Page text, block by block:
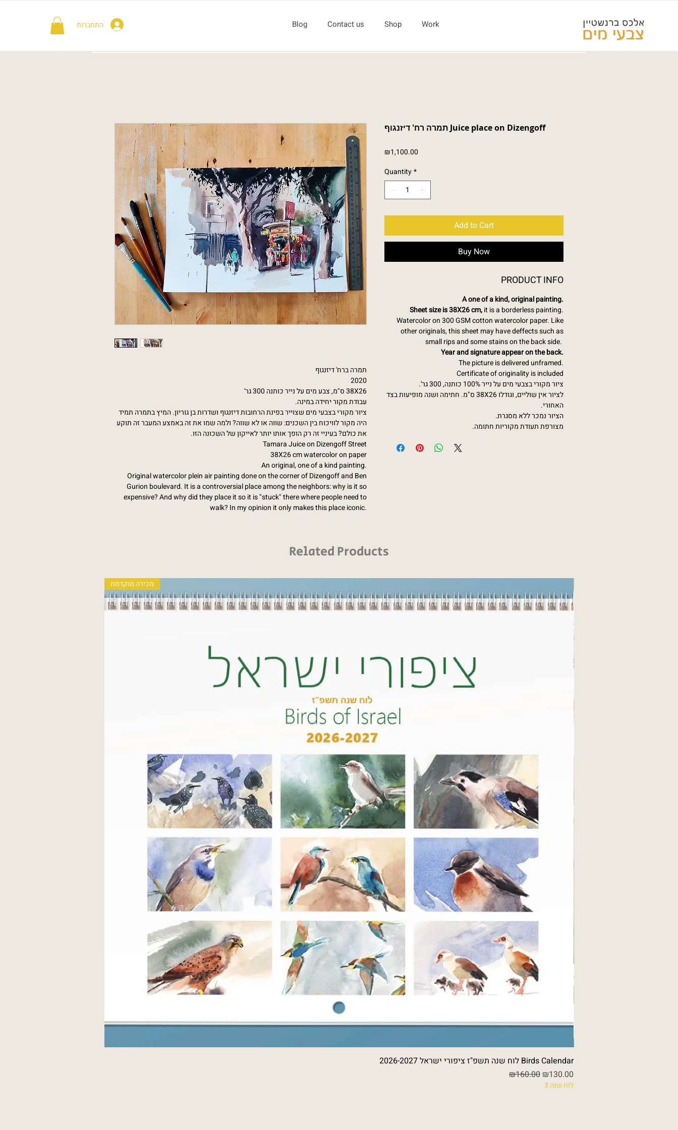
התחברות Work
Shop
Contact us
Blog
תמרה ברח' דיזנגוף
2020
38X26 ס"מ, צבע מים על נייר כותנה 300 גר'
עבודת מקור יחידה במינה.
ציור מקורי בצבעי מים שצוייר בפינת הרחובות דיזנגוף ושדרות בן גוריון. המיץ בתמרה תמיד
היה מקור לוויכוח בין השכנים: שווה או לא שווה? ולמה שמו את זה באמצע המעבר זה תוקע
את כולם? בעיניי זה רק הופך אותו יותר לאייקון של השכונה הזו.
Tamara Juice on Dizengoff Street
38X26 cm watercolor on paper
An original, one of a kind painting.
Original watercolor plein air painting done on the corner of Dizengoff and Ben
Gurion boulevard. It is a controversial place among the neighbors: why is it so
expensive? And why did they place it so it is "stuck" there where people need to
walk? In my opinion it only makes this place iconic.
תמרה רח' דיזנגוף Juice place on Dizengoff
₪1,100.00
Quantity*
Add to Cart
Buy Now
PRODUCT INFO
A one of a kind, original painting.
Sheet size is 38X26 cm,it is a borderless painting.
Watercolor on 300 GSM cotton watercolor paper. Like
other originals, this sheet may have deffects such as
small rips and some stains on the back side.
Year and signature appear on the back.
The picture is delivered unframed.
Certificate of originality is included
ציור מקורי בצבעי מים על נייר 100% כותנה, 300 גר'.
לציור אין שוליים, וגודלו 38X26 ס"מ. חתימה ושנה מופיעות בצד
האחורי.
הציור נמכר ללא מסגרת.
מצורפת תעודת מקוריות חתומה.
Related Products
מכירה מוקדמת
לוח שנה תשפ"ז ציפורי ישראל 2026-2027 Birds Calendar
Regular Price
₪160.00 Sale Price
₪130.00
לוח שנה 3